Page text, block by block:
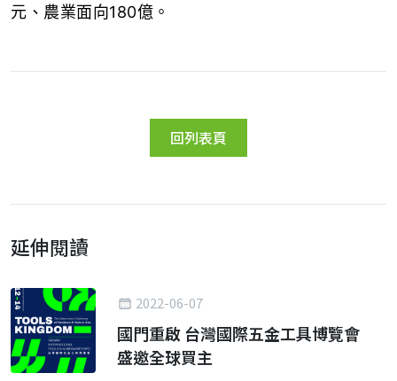
元、農業面向180億。
回列表頁
延伸閱讀
2022-06-07
國門重啟 台灣國際五金工具博覽會
盛邀全球買主